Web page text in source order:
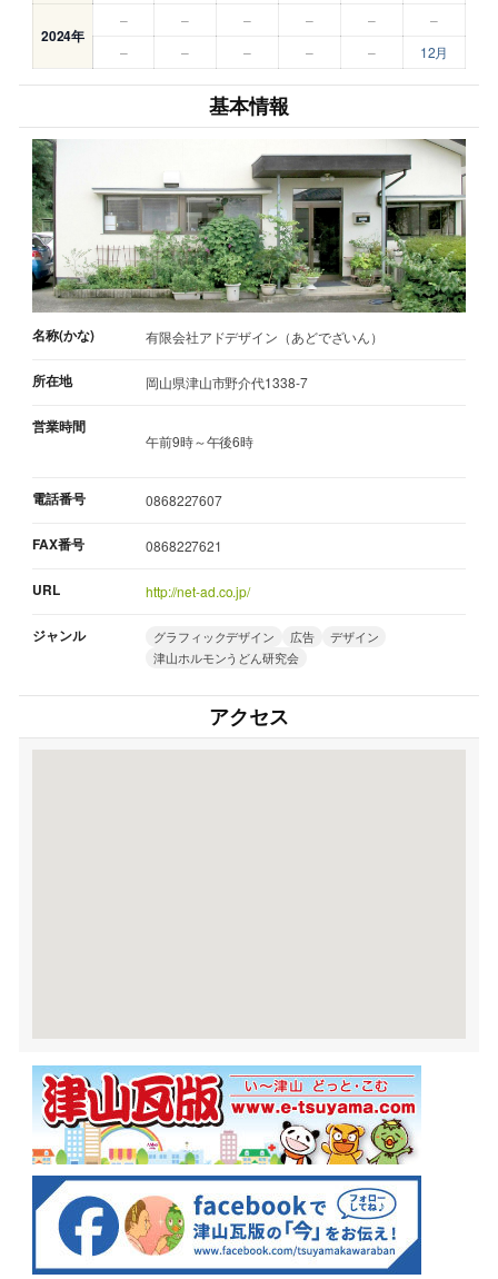
2024年
– – – – –
–
–
– – – – 12月
基本情報
名称(かな) 有限会社アドデザイン（あどでざいん）
所在地 岡山県津山市野介代1338-7
営業時間
午前9時～午後6時
電話番号 0868227607
FAX番号 0868227621
URL http://net-ad.co.jp/
ジャンル グラフィックデザイン 広告
デザイン
津山ホルモンうどん研究会
アクセス